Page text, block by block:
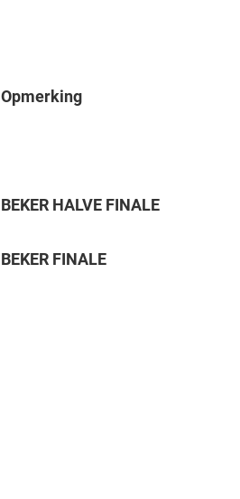
Opmerking
BEKER HALVE FINALE
BEKER FINALE